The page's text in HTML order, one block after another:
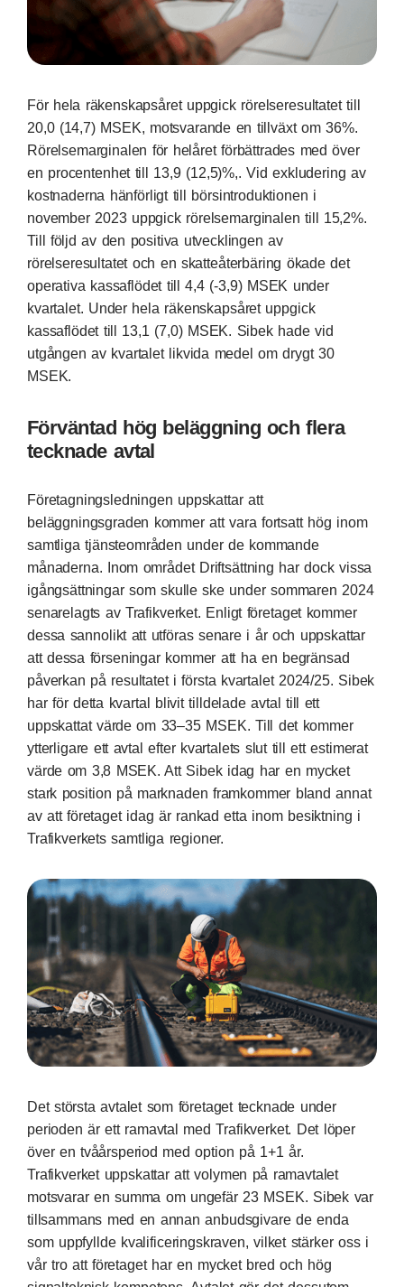
För hela räkenskapsåret uppgick rörelseresultatet till
20,0 (14,7) MSEK, motsvarande en tillväxt om 36%.
Rörelsemarginalen för helåret förbättrades med över
en procentenhet till 13,9 (12,5)%,. Vid exkludering av
kostnaderna hänförligt till börsintroduktionen i
november 2023 uppgick rörelsemarginalen till 15,2%.
Till följd av den positiva utvecklingen av
rörelseresultatet och en skatteåterbäring ökade det
operativa kassaflödet till 4,4 (-3,9) MSEK under
kvartalet. Under hela räkenskapsåret uppgick
kassaflödet till 13,1 (7,0) MSEK. Sibek hade vid
utgången av kvartalet likvida medel om drygt 30
MSEK.
Förväntad hög beläggning och flera
tecknade avtal
Företagningsledningen uppskattar att
beläggningsgraden kommer att vara fortsatt hög inom
samtliga tjänsteområden under de kommande
månaderna. Inom området Driftsättning har dock vissa
igångsättningar som skulle ske under sommaren 2024
senarelagts av Trafikverket. Enligt företaget kommer
dessa sannolikt att utföras senare i år och uppskattar
att dessa förseningar kommer att ha en begränsad
påverkan på resultatet i första kvartalet 2024/25. Sibek
har för detta kvartal blivit tilldelade avtal till ett
uppskattat värde om 33–35 MSEK. Till det kommer
ytterligare ett avtal efter kvartalets slut till ett estimerat
värde om 3,8 MSEK. Att Sibek idag har en mycket
stark position på marknaden framkommer bland annat
av att företaget idag är rankad etta inom besiktning i
Trafikverkets samtliga regioner.
Det största avtalet som företaget tecknade under
perioden är ett ramavtal med Trafikverket. Det löper
över en tvåårsperiod med option på 1+1 år.
Trafikverket uppskattar att volymen på ramavtalet
motsvarar en summa om ungefär 23 MSEK. Sibek var
tillsammans med en annan anbudsgivare de enda
som uppfyllde kvalificeringskraven, vilket stärker oss i
vår tro att företaget har en mycket bred och hög